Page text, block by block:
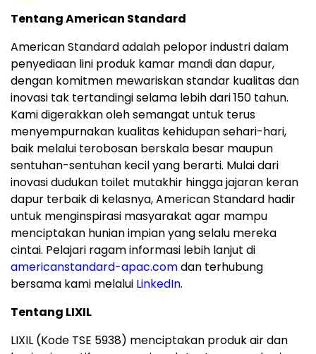
Tentang American Standard
American Standard adalah pelopor industri dalam
penyediaan lini produk kamar mandi dan dapur,
dengan komitmen mewariskan standar kualitas dan
inovasi tak tertandingi selama lebih dari 150 tahun.
Kami digerakkan oleh semangat untuk terus
menyempurnakan kualitas kehidupan sehari-hari,
baik melalui terobosan berskala besar maupun
sentuhan-sentuhan kecil yang berarti. Mulai dari
inovasi dudukan toilet mutakhir hingga jajaran keran
dapur terbaik di kelasnya, American Standard hadir
untuk menginspirasi masyarakat agar mampu
menciptakan hunian impian yang selalu mereka
cintai. Pelajari ragam informasi lebih lanjut di
americanstandard-apac.comdan terhubung
bersama kami melalui LinkedIn.
Tentang LIXIL
LIXIL (Kode TSE 5938) menciptakan produk air dan